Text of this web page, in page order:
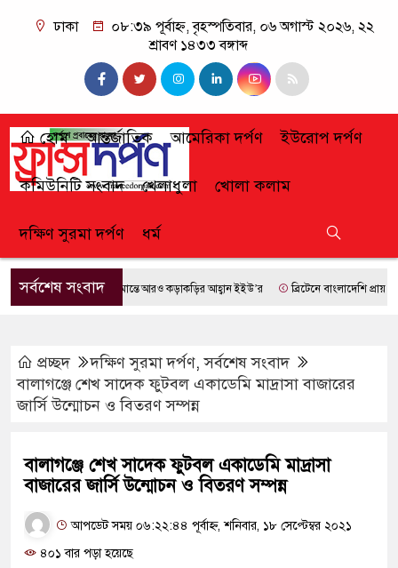
ঢাকা
০৮:৩৯ পূর্বাহ্ন, বৃহস্পতিবার, ০৬ অগাস্ট ২০২৬, ২২
শ্রাবণ ১৪৩৩ বঙ্গাব্দ
হোম আন্তর্জাতিক আমেরিকা দর্পণ ইউরোপ দর্পণ
কমিউনিটি সংবাদ খেলাধুলা খোলা কলাম
দক্ষিণ সুরমা দর্পণ ধর্ম
সর্বশেষ সংবাদসীমান্তে আরও কড়াকড়ির আহ্বান ইইউ’র ব্রিটেনে বাংলাদেশি প্রায় ৭ লাখ
প্রচ্ছদ দক্ষিণ সুরমা দর্পণ,সর্বশেষ সংবাদ
বালাগঞ্জে শেখ সাদেক ফুটবল একাডেমি মাদ্রাসা বাজারের
জার্সি উন্মোচন ও বিতরণ সম্পন্ন
বালাগঞ্জে শেখ সাদেক ফুটবল একাডেমি মাদ্রাসা
বাজারের জার্সি উন্মোচন ও বিতরণ সম্পন্ন
আপডেট সময় ০৬:২২:৪৪ পূর্বাহ্ন, শনিবার, ১৮ সেপ্টেম্বর ২০২১
৪০১ বার পড়া হয়েছে